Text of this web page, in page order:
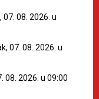
08. 2026. u
07. 08. 2026. u
08. 2026. u 09:00